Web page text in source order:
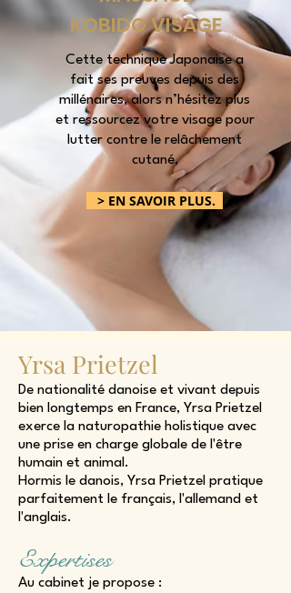
KOBIDO VISAGE
Cette technique Japonaise a
fait ses preuves depuis des
millénaires, alors n’hésitez plus
et ressourcez votre visage pour
lutter contre le relâchement
cutané,
> EN SAVOIR PLUS.
Yrsa Prietzel
De nationalité danoise et vivant depuis
bien longtemps en France, Yrsa Prietzel
exerce la naturopathie holistique avec
une prise en charge globale de l'être
humain et animal.
Hormis le danois, Yrsa Prietzel pratique
parfaitement le français, l'allemand et
l'anglais.
Expertises
Au cabinet je propose :